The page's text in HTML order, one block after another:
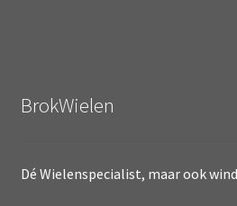
BrokWielen
Dé Wielenspecialist, maar ook